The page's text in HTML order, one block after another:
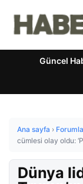
Güncel
Ana sayfa ›
cümlesi olay oldu:
Dünya